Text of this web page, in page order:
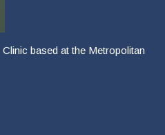
based at the Metropolitan